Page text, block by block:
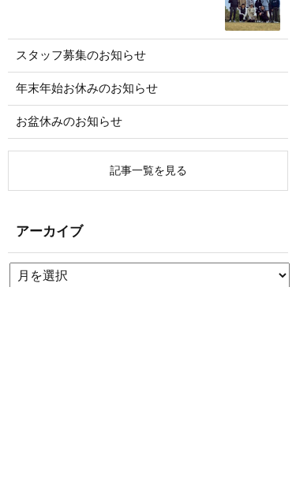
スタッフ募集のお知らせ
年末年始お休みのお知らせ
お盆休みのお知らせ
記事一覧を見る
アーカイブ